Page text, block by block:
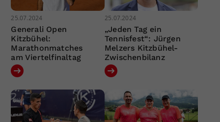
25.07.2024
Generali Open
Kitzbühel:
Marathonmatches
am Viertelfinaltag
25.07.2024
„Jeden Tag ein
Tennisfest“: Jürgen
Melzers Kitzbühel-
Zwischenbilanz